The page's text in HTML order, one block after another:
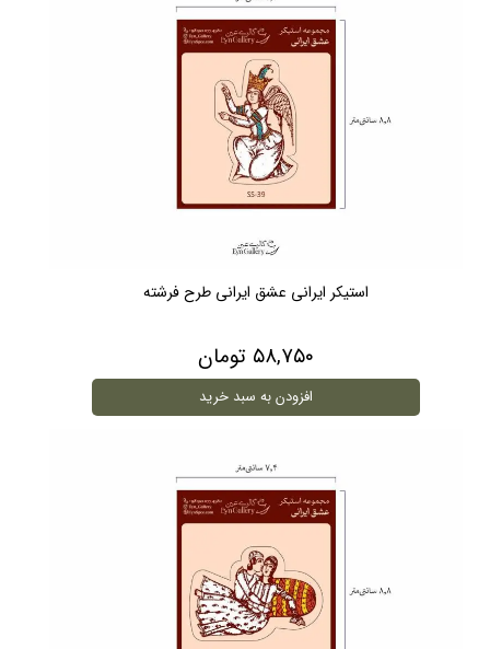
استیکر ایرانی عشق ایرانی طرح فرشته
۵۸,۷۵۰ تومان
افزودن به سبد خرید